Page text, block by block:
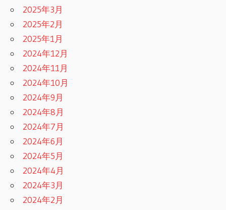
2025年3月
2025年2月
2025年1月
2024年12月
2024年11月
2024年10月
2024年9月
2024年8月
2024年7月
2024年6月
2024年5月
2024年4月
2024年3月
2024年2月